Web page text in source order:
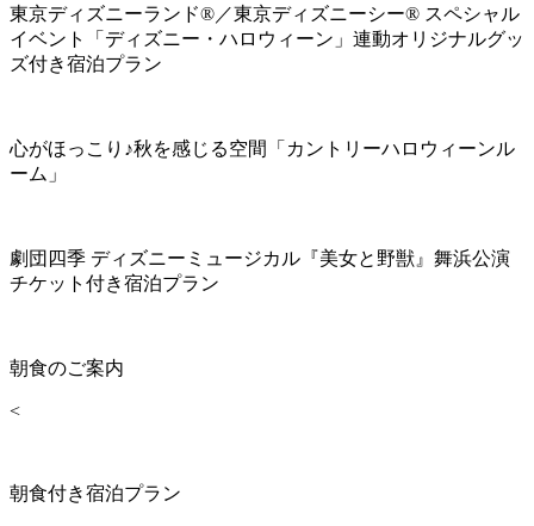
東京ディズニーランド®／東京ディズニーシー® スペシャル
イベント「ディズニー・ハロウィーン」連動オリジナルグッ
ズ付き宿泊プラン
心がほっこり♪秋を感じる空間「カントリーハロウィーンル
ーム」
劇団四季 ディズニーミュージカル『美女と野獣』舞浜公演
チケット付き宿泊プラン
朝食のご案内
<
朝食付き宿泊プラン